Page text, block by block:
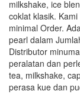
milkshake, ice
coklat klasik.
minimal Order.
pearl dalam
Distributor
peralatan dan
tea, milkshake,
perasa kue dan